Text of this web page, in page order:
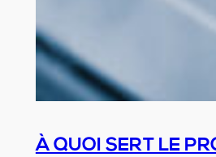
À QUOI SERT LE